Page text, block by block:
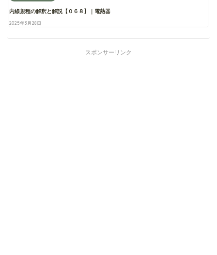
内線規程の解釈と解説【０６８】｜電熱器
2025年3月28日
スポンサーリンク